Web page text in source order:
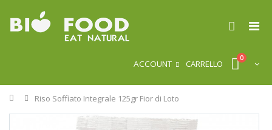
ACCOUNT CARRELLO
0
Home
Riso Soffiato Integrale 125gr Fior di Loto